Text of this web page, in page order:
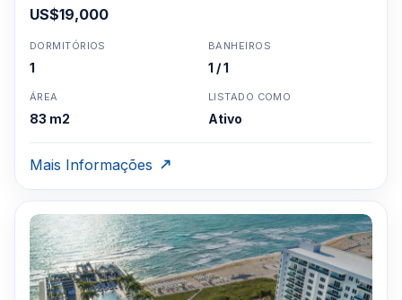
US$19,000
DORMITÓRIOS
1
BANHEIROS
1 / 1
ÁREA
83 m2
LISTADO COMO
Ativo
Mais Informações